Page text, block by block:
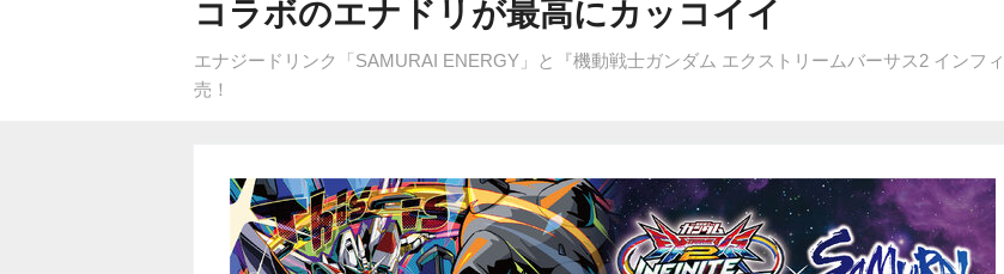
コラボのエナドリが最高にカッコイイ
エナジードリンク「SAMURAI ENERGY」と『機動戦士ガンダム エクストリームバーサス2 インフ
売！